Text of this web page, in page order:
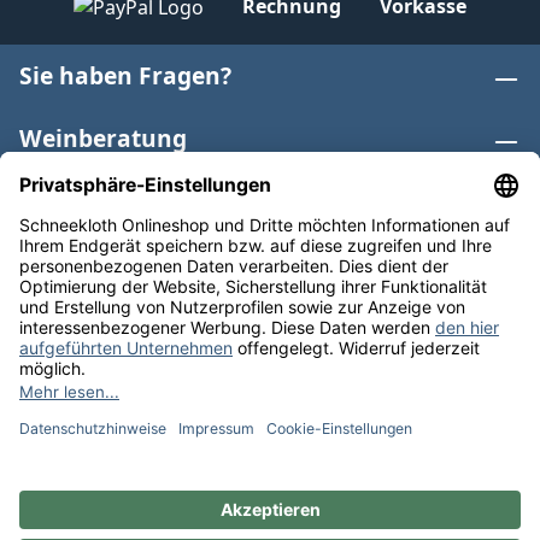
Rechnung Vorkasse
Sie haben Fragen?
Weinberatung
Informationen
Weinkategorien
Internationaler Wein
* Alle Preise inkl. gesetzl. Mehrwertsteuer zzgl.
anders angegeben. Bioprodukte im Bio-Kontrollverfahren
** Kostenfreie Lieferung ab 75 € Bestellwert in DE. Werktags